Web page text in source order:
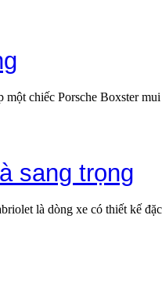
chiếc Porsche Boxster
sang trọng
là dòng xe có thiết kế